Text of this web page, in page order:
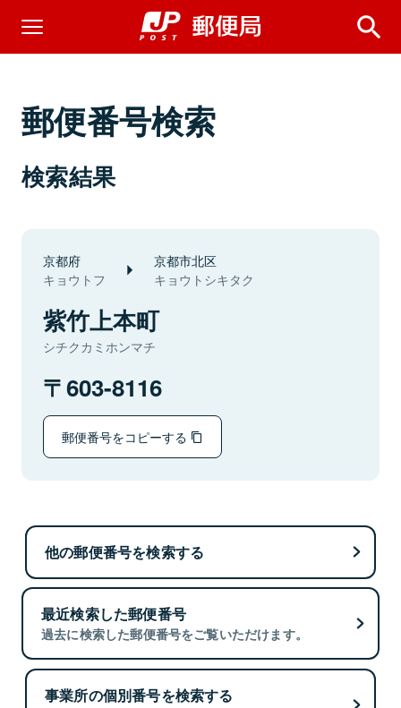
郵便番号検索
検索結果
京都府
キョウトフ
京都市北区
キョウトシキタク
紫竹上本町
シチクカミホンマチ
603-8116
郵便番号をコピーする
他の郵便番号を検索する
最近検索した郵便番号
過去に検索した郵便番号をご覧いただけます。
事業所の個別番号を検索する